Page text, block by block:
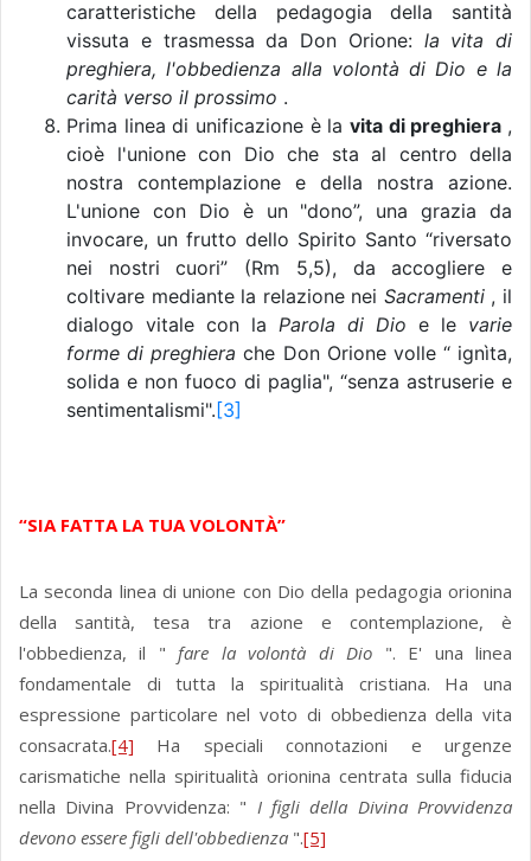
caratteristiche della pedagogia della santità
vissuta e trasmessa da Don Orione: la vita di
preghiera, l'obbedienza alla volontà di Dio e la
carità verso il prossimo .
Prima linea di unificazione è la vita di preghiera ,
cioè l'unione con Dio che sta al centro della
nostra contemplazione e della nostra azione.
L'unione con Dio è un "dono”, una grazia da
invocare, un frutto dello Spirito Santo “riversato
nei nostri cuori” (Rm 5,5), da accogliere e
coltivare mediante la relazione nei Sacramenti , il
dialogo vitale con la Parola di Dio e le varie
forme di preghierache Don Orione volle “ ignìta,
solida e non fuoco di paglia", “senza astruserie e
sentimentalismi". [3]
“SIA FATTA LA TUA VOLONTÀ”
La seconda linea di unione con Dio della pedagogia orionina
della santità, tesa tra azione e contemplazione, è
l'obbedienza, il "fare la volontà di Dio ". E' una linea
fondamentale di tutta la spiritualità cristiana. Ha una
espressione particolare nel voto di obbedienza della vita
consacrata.[4] Ha speciali connotazioni e urgenze
carismatiche nella spiritualità orionina centrata sulla fiducia
nella Divina Provvidenza: " I figli della Divina Provvidenza
devono essere figli dell'obbedienza ".[5]